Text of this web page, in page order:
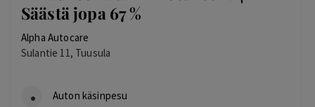
Säästä jopa 67 %
Alpha Autocare
Sulantie 11, Tuusula
Auton käsinpesu